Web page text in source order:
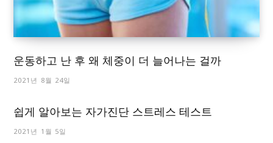
운동하고 난 후 왜 체중이 더 늘어나는 걸까
2021년 8월 24일
쉽게 알아보는 자가진단 스트레스 테스트
2021년 1월 5일